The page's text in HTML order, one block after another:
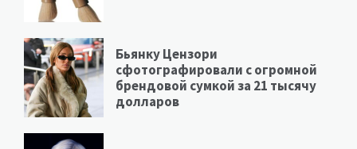
Бьянку Цензори
сфотографировали с огромной
брендовой сумкой за 21 тысячу
долларов